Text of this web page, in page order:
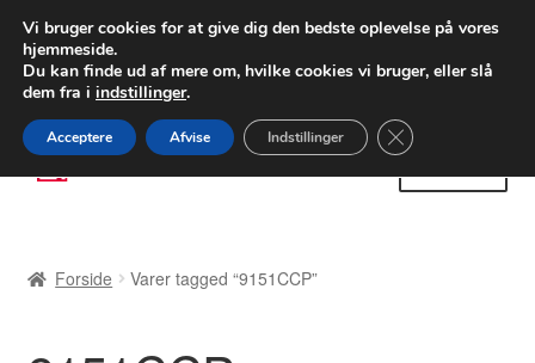
LEVERING fra 55 kr.
FEDEX verdensomspændende forsendelse
80 82 72 02
Spring
til
Spring
til
Betalinger
Forside Varer tagged “9151CCP”
Vi bruger cookies for at give dig den bedste oplevelse på vores
hjemmeside.
Du kan finde ud af mere om, hvilke cookies vi bruger, eller slå
dem fra i indstillinger.
Acceptere Afvise Indstillinger Close GDPR